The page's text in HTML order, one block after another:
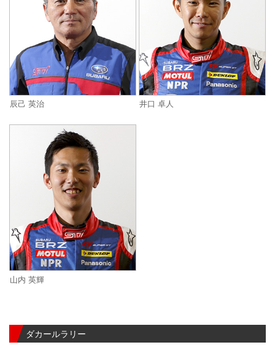
辰己 英治 井口 卓人
山内 英輝
ダカールラリー